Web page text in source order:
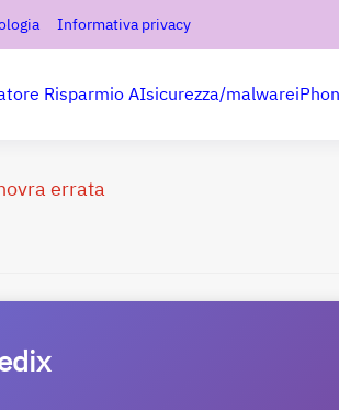
Informativa privacy
Risparmio AIsicurezza/malware
errata